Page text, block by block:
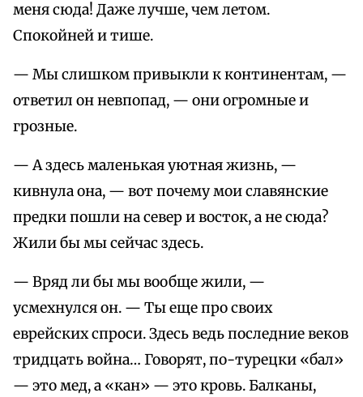
меня сюда! Даже лучше, чем летом.
Спокойней и тише.
— Мы слишком привыкли к континентам, —
ответил он невпопад, — они огромные и
грозные.
— А здесь маленькая уютная жизнь, —
кивнула она, — вот почему мои славянские
предки пошли на север и восток, а не сюда?
Жили бы мы сейчас здесь.
— Вряд ли бы мы вообще жили, —
усмехнулся он. — Ты еще про своих
еврейских спроси. Здесь ведь последние веков
тридцать война… Говорят, по-турецки «бал»
— это мед, а «кан» — это кровь. Балканы,